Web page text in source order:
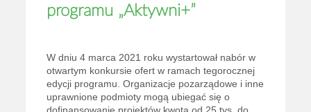
programu „Aktywni+”
W dniu 4 marca 2021 roku wystartował nabór w
otwartym konkursie ofert w ramach tegorocznej
edycji programu. Organizacje pozarządowe i inne
uprawnione podmioty mogą ubiegać się o